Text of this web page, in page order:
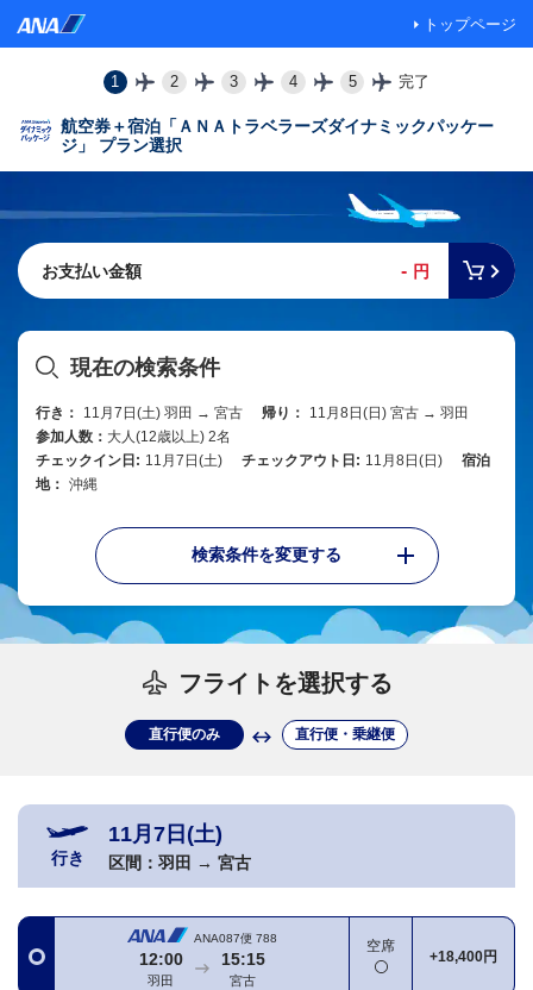
トップページ
1 2 3 4 5 完了
航空券＋宿泊「ＡＮＡトラベラーズダイナミックパッケー
ジ」 プラン選択
お支払い金額 - 円
現在の検索条件
行き： 11月7日(土) 羽田 → 宮古 帰り：
11月8日(日) 宮古 → 羽田
参加人数： 大人(12歳以上) 2名
チェックイン日: 11月7日(土) チェックアウト日: 11月8日(日)
宿泊
地： 沖縄
検索条件を変更する
フライトを選択する
直行便のみ 直行便・乗継便
行き
11月7日(土)
区間： 羽田 → 宮古
ANA087便 788
12:00
羽田
15:15
宮古
空席
+18,400円